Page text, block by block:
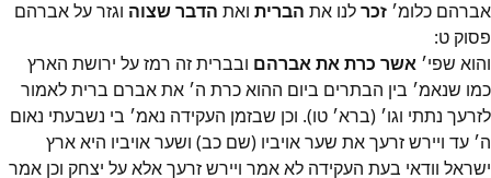
אברהם כלומ׳ זכרלנו את הברית ואת הדבר שצוה וגזר על אברהם
פסוק ט:
והוא שפי׳ אשר כרת את אברהם ובברית זה רמז על ירושת הארץ
כמו שנאמ׳ בין הבתרים ביום ההוא כרת ה׳ את אברם ברית לאמור
לזרעך נתתי וגו׳ (ברא׳ טו). וכן שבזמן העקידה נאמ׳ בי נשבעתי נאום
ה׳ עד ויירש זרעך את שער אויביו (שם כב) ושער אויביו היא ארץ
ישראל וודאי בעת העקידה לא אמר ויירש זרעך אלא על יצחק וכן אמר